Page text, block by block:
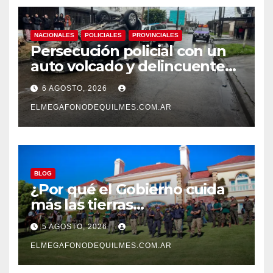
NACIONALES POLICIALES PROVINCIALES
Persecución policial con un
auto volcado y delincuentes
detenidos en San Francisco
Solano
6 AGOSTO, 2026
ELMEGAFONODEQUILMES.COM.AR
BLOG
¿Por qué el Gobierno cuida
más las tierras
extranjerizadas que el
patrimonio de todos los
argentinos?
5 AGOSTO, 2026
ELMEGAFONODEQUILMES.COM.AR